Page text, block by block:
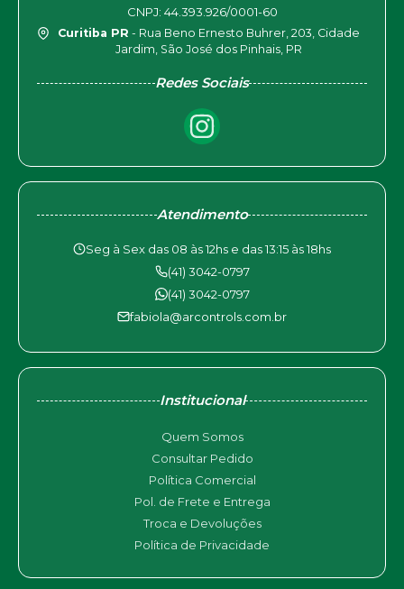
CNPJ: 44.393.926/0001-60
Curitiba PR - Rua Beno Ernesto Buhrer, 203, Cidade
Jardim, São José dos Pinhais, PR
Redes Sociais
Atendimento
Seg à Sex das 08 às 12hs e das 13:15 às 18hs
(41) 3042-0797
(41) 3042-0797
fabiola@arcontrols.com.br
Institucional
Quem Somos
Consultar Pedido
Política Comercial
Pol. de Frete e Entrega
Troca e Devoluções
Política de Privacidade